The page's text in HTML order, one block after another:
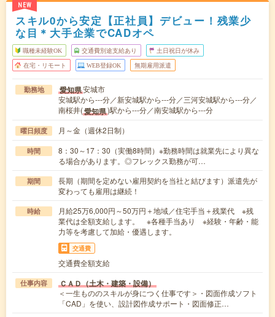
NEW
スキル0から安定【正社員】デビュー！残業少
な目＊大手企業でCADオペ
職種未経験OK 交通費別途支給あり 土日祝日が休み
在宅・リモート WEB登録OK 無期雇用派遣
勤務地 愛知県安城市
安城駅から---分／新安城駅から---分／三河安城駅から---分／
南桜井(愛知県)駅から---分／南安城駅から---分
曜日頻度 月～金（週休2日制）
時間
8：30～17：30（実働8時間）※勤務時間は就業先により異な
る場合があります。◎フレックス勤務が可…
期間
長期（期間を定めない雇用契約を当社と結びます）派遣先が
変わっても雇用は継続！
時給
月給25万6,000円～50万円＋地域／住宅手当＋残業代 ※残
業代は全額支給します。 ※各種手当あり ※経験・年齢・能
力等を考慮して加給・優遇します。
交通費
交通費全額支給
仕事内容 ＣＡＤ（土木・建築・設備）
＜一生もののスキルが身につく仕事です＞・図面作成ソフト
「CAD」を使い、設計図作成サポート・図面修正…